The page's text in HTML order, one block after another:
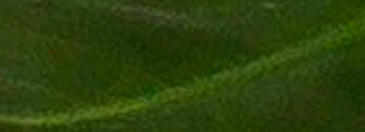
Entdecke die verschiedenen Farbvariationen dieser Sorte und anderer Blumen in
Der richtige Standort für deine Alocasia
Der beste Standort für eine Alocasia im Zimmer ist ein Platz mit hellem,
Sonnenlicht reagieren können. Ein Fensterplatz mit Ost- oder Westausrichtung